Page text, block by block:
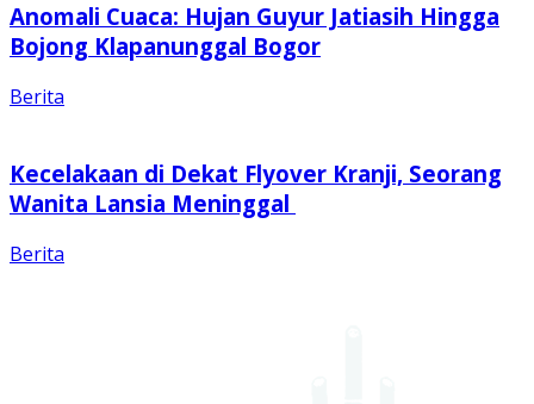
Anomali Cuaca: Hujan Guyur Jatiasih Hingga
Bojong Klapanunggal Bogor
Berita
Kecelakaan di Dekat Flyover Kranji, Seorang
Wanita Lansia Meninggal
Berita